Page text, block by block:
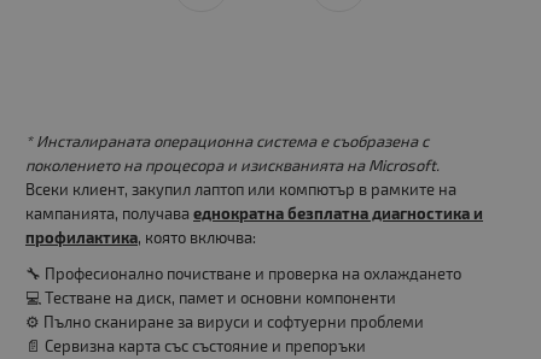
* Инсталираната операционна система е съобразена с
поколението на процесора и изискванията на Microsoft.
Всеки клиент, закупил лаптоп или компютър в рамките на
кампанията, получава еднократна безплатна диагностика и
профилактика, която включва:
🔧 Професионално почистване и проверка на охлаждането
💻 Тестване на диск, памет и основни компоненти
⚙️ Пълно сканиране за вируси и софтуерни проблеми
📄 Сервизна карта със състояние и препоръки